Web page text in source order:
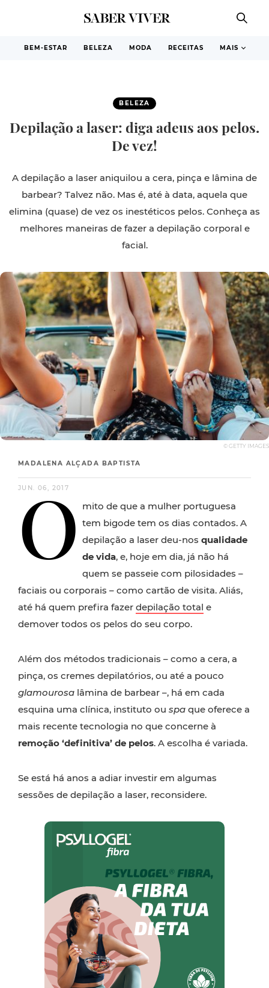
BEM-ESTAR BELEZA MODA RECEITAS MAIS
BELEZA
Depilação a laser: diga adeus aos pelos.
De vez!
A depilação a laser aniquilou a cera, pinça e lâmina de
barbear? Talvez não. Mas é, até à data, aquela que
elimina (quase) de vez os inestéticos pelos. Conheça as
melhores maneiras de fazer a depilação corporal e
facial.
© GETTY IMAGES
MADALENA ALÇADA BAPTISTA
JUN. 06, 2017
O
mito de que a mulher portuguesa
tem bigode tem os dias contados. A
depilação a laser deu-nos qualidade
de vida, e, hoje em dia, já não há
quem se passeie com pilosidades –
faciais ou corporais – como cartão de visita. Aliás,
até há quem prefira fazer depilação total e
demover todos os pelos do seu corpo.
Além dos métodos tradicionais – como a cera, a
pinça, os cremes depilatórios, ou até a pouco
glamourosa lâmina de barbear –, há em cada
esquina uma clínica, instituto ou spa que oferece a
mais recente tecnologia no que concerne à
remoção ‘definitiva’ de pelos. A escolha é variada.
Se está há anos a adiar investir em algumas
sessões de depilação a laser, reconsidere.